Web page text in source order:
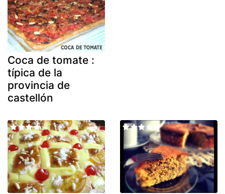
Coca de tomate :
típica de la
provincia de
castellón